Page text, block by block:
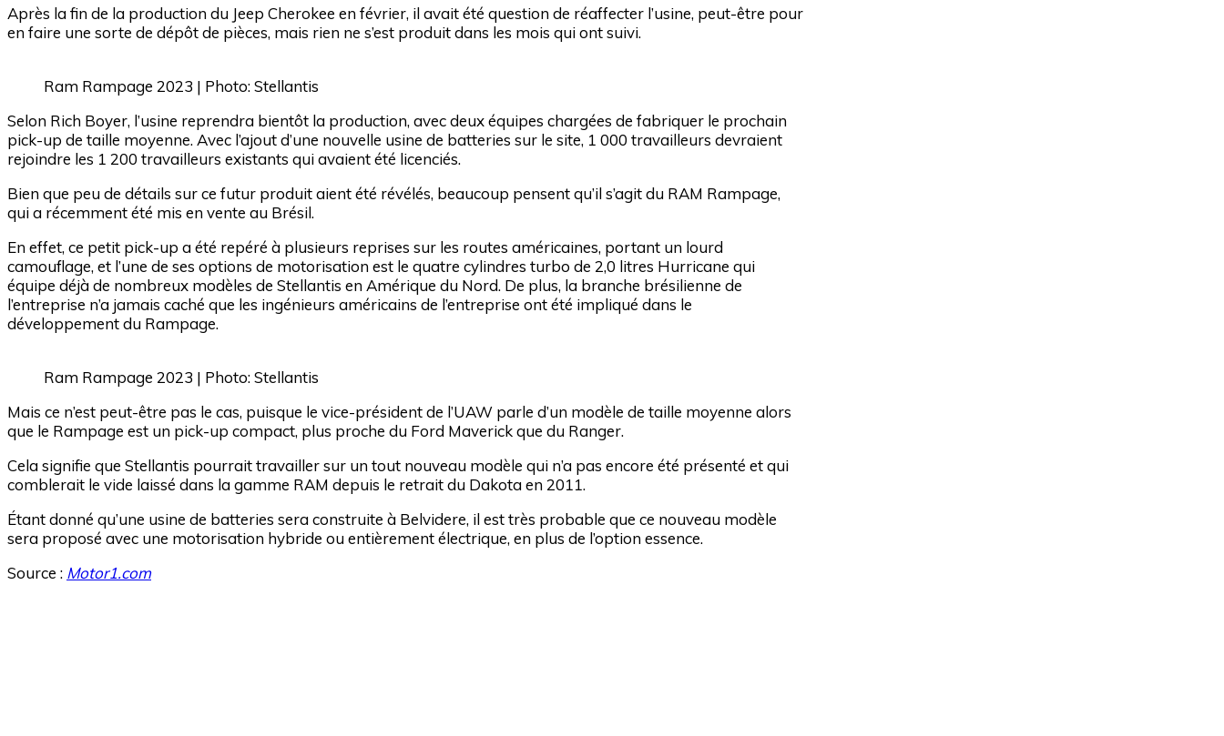
Après la fin de la production du Jeep Cherokee en février, il avait été question de réaffecter l’usine, peut-être pour
en faire une sorte de dépôt de pièces, mais rien ne s’est produit dans les mois qui ont suivi.
Ram Rampage 2023 | Photo: Stellantis
Selon Rich Boyer, l’usine reprendra bientôt la production, avec deux équipes chargées de fabriquer le prochain
pick-up de taille moyenne. Avec l’ajout d’une nouvelle usine de batteries sur le site, 1 000 travailleurs devraient
rejoindre les 1 200 travailleurs existants qui avaient été licenciés.
Bien que peu de détails sur ce futur produit aient été révélés, beaucoup pensent qu’il s’agit du RAM Rampage,
qui a récemment été mis en vente au Brésil.
En effet, ce petit pick-up a été repéré à plusieurs reprises sur les routes américaines, portant un lourd
camouflage, et l’une de ses options de motorisation est le quatre cylindres turbo de 2,0 litres Hurricane qui
équipe déjà de nombreux modèles de Stellantis en Amérique du Nord. De plus, la branche brésilienne de
l’entreprise n’a jamais caché que les ingénieurs américains de l’entreprise ont été impliqué dans le
développement du Rampage.
Ram Rampage 2023 | Photo: Stellantis
Mais ce n’est peut-être pas le cas, puisque le vice-président de l’UAW parle d’un modèle de taille moyenne alors
que le Rampage est un pick-up compact, plus proche du Ford Maverick que du Ranger.
Cela signifie que Stellantis pourrait travailler sur un tout nouveau modèle qui n’a pas encore été présenté et qui
comblerait le vide laissé dans la gamme RAM depuis le retrait du Dakota en 2011.
Étant donné qu’une usine de batteries sera construite à Belvidere, il est très probable que ce nouveau modèle
sera proposé avec une motorisation hybride ou entièrement électrique, en plus de l’option essence.
Source : Motor1.com